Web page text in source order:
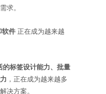
求。
软件 正在成为越来越
的标签设计能力、批量
，正在成为越来越多
决方案。